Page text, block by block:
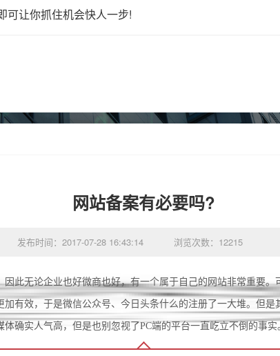
可让你抓住机会快人一步!
网站备案有必要吗?
发布时间：2017-07-28 16:43:14 浏览次数：12215
因此无论企业也好微商也好，有一个属于自己的网站非常重要。
加有效，于是微信公众号、今日头条什么的注册了一大堆。但是
确实人气高，但是也别忽视了PC端的平台一直屹立不倒的事实